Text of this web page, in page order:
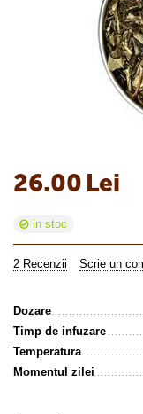
26.00 Lei
in stoc
2 Recenzii Scrie un
Dozare
Timp de infuzare
Temperatura
Momentul zilei